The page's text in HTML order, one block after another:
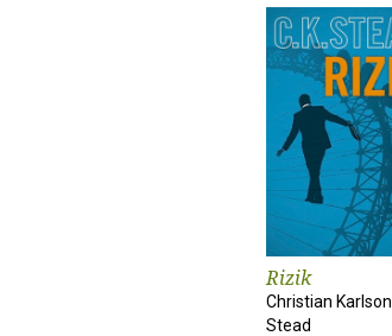
Rizik
Christian Karlson
Stead